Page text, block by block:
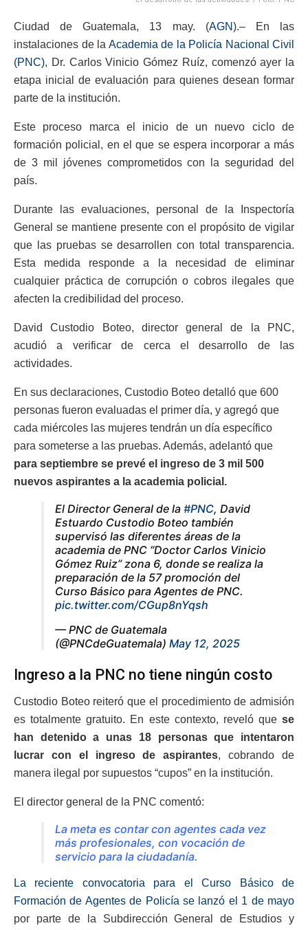
Ciudad de Guatemala, 13 may. (AGN).– En las
instalaciones de la Academia de la Policía Nacional Civil
(PNC), Dr. Carlos Vinicio Gómez Ruíz, comenzó ayer la
etapa inicial de evaluación para quienes desean formar
parte de la institución.
Este proceso marca el inicio de un nuevo ciclo de
formación policial, en el que se espera incorporar a más
de 3 mil jóvenes comprometidos con la seguridad del
país.
Durante las evaluaciones, personal de la Inspectoría
General se mantiene presente con el propósito de vigilar
que las pruebas se desarrollen con total transparencia.
Esta medida responde a la necesidad de eliminar
cualquier práctica de corrupción o cobros ilegales que
afecten la credibilidad del proceso.
David Custodio Boteo, director general de la PNC,
acudió a verificar de cerca el desarrollo de las
actividades.
En sus declaraciones, Custodio Boteo detalló que 600
personas fueron evaluadas el primer día, y agregó que
cada miércoles las mujeres tendrán un día específico
para someterse a las pruebas. Además, adelantó que
para septiembre se prevé el ingreso de 3 mil 500
nuevos aspirantes a la academia policial.
El Director General de la #PNC, David
Estuardo Custodio Boteo también
supervisó las diferentes áreas de la
academia de PNC “Doctor Carlos Vinicio
Gómez Ruiz” zona 6, donde se realiza la
preparación de la 57 promoción del
Curso Básico para Agentes de PNC.
pic.twitter.com/CGup8nYqsh
— PNC de Guatemala
(@PNCdeGuatemala) May 12, 2025
Ingreso a la PNC no tiene ningún costo
Custodio Boteo reiteró que el procedimiento de admisión
es totalmente gratuito. En este contexto, reveló quese
han detenido a unas 18 personas que intentaron
lucrar con el ingreso de aspirantes, cobrando de
manera ilegal por supuestos “cupos” en la institución.
El director general de la PNC comentó:
La meta es contar con agentes cada vez
más profesionales, con vocación de
servicio para la ciudadanía.
La reciente convocatoria para el Curso Básico de
Formación de Agentes de Policía se lanzó el 1 de mayo
por parte de la Subdirección General de Estudios y